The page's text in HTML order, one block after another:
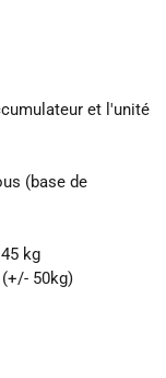
et l'unité
(base de
kg
50kg)